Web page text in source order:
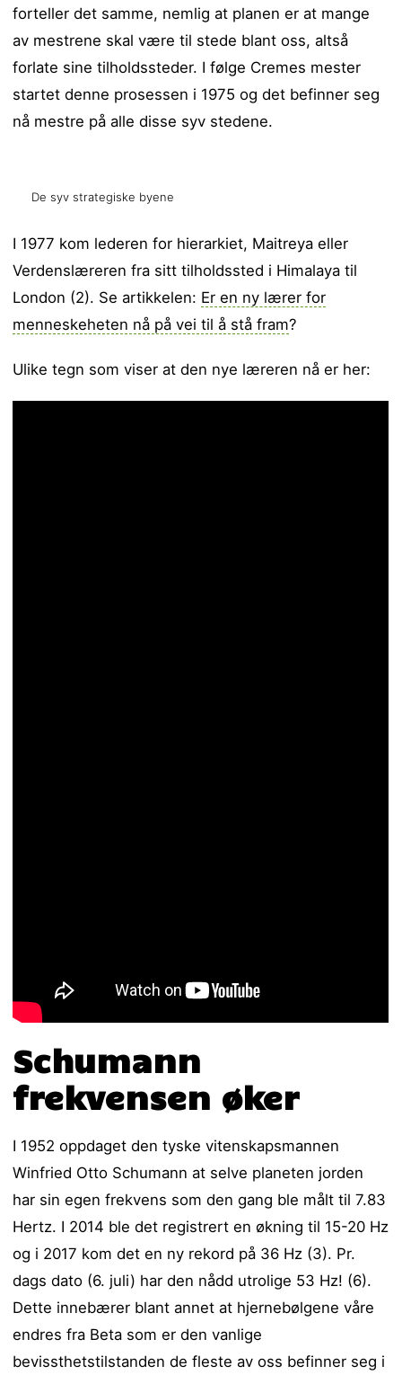
forteller det samme, nemlig at planen er at mange
av mestrene skal være til stede blant oss, altså
forlate sine tilholdssteder. I følge Cremes mester
startet denne prosessen i 1975 og det befinner seg
nå mestre på alle disse syv stedene.
De syv strategiske byene
I 1977 kom lederen for hierarkiet, Maitreya eller
Verdenslæreren fra sitt tilholdssted i Himalaya til
London (2). Se artikkelen: Er en ny lærer for
menneskeheten nå på vei til å stå fram?
Ulike tegn som viser at den nye læreren nå er her:
Schumann
frekvensen øker
I 1952 oppdaget den tyske vitenskapsmannen
Winfried Otto Schumann at selve planeten jorden
har sin egen frekvens som den gang ble målt til 7.83
Hertz. I 2014 ble det registrert en økning til 15-20 Hz
og i 2017 kom det en ny rekord på 36 Hz (3). Pr.
dags dato (6. juli) har den nådd utrolige 53 Hz! (6).
Dette innebærer blant annet at hjernebølgene våre
endres fra Beta som er den vanlige
bevissthetstilstanden de fleste av oss befinner seg i